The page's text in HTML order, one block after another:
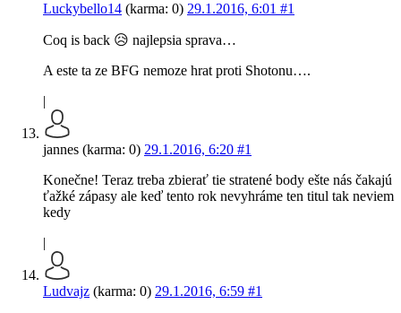
Luckybello14 (karma: 0) 29.1.2016, 6:01 #1
Coq is back 😥 najlepsia sprava…
A este ta ze BFG nemoze hrat proti Shotonu….
|
jannes (karma: 0) 29.1.2016, 6:20 #1
Konečne! Teraz treba zbierať tie stratené body ešte nás čakajú
ťažké zápasy ale keď tento rok nevyhráme ten titul tak neviem
kedy
|
Ludvajz (karma: 0) 29.1.2016, 6:59 #1